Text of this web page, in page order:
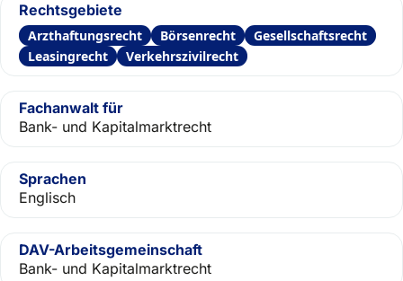
Rechtsgebiete
Arzthaftungsrecht Börsenrecht
Gesellschaftsrecht
Leasingrecht
Verkehrszivilrecht
Fachanwalt für
Bank- und Kapitalmarktrecht
Sprachen
Englisch
DAV-Arbeitsgemeinschaft
Bank- und Kapitalmarktrecht